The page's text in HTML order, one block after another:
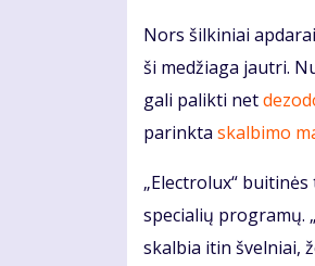
Nors šilkiniai
ši medžiaga jautri.
gali palikti net
parinkta skalbimo
„Electrolux“
specialių programų.
skalbia itin švelniai,